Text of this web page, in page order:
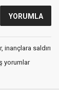
saldırı
yorumlar